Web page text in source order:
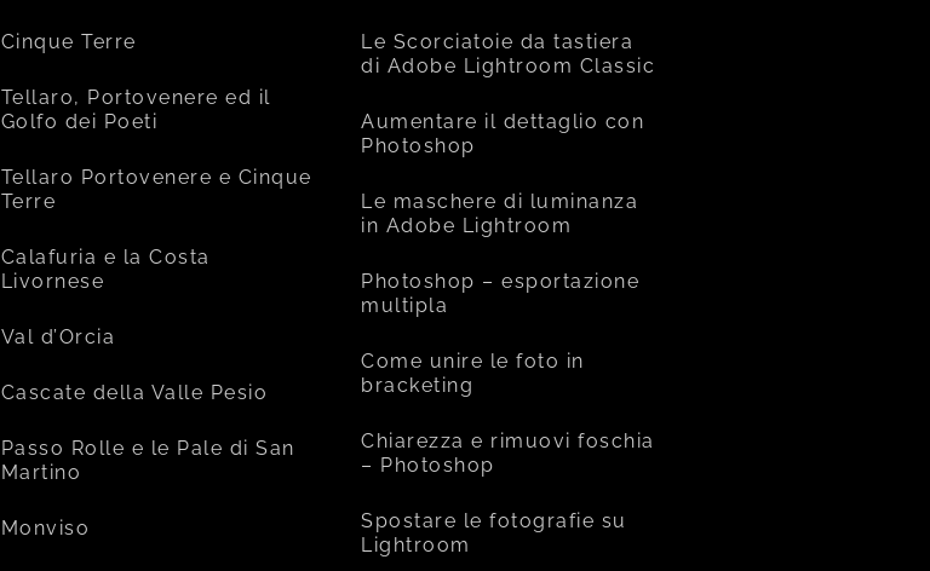
Cinque Terre
Tellaro, Portovenere ed il
Golfo dei Poeti
Tellaro Portovenere e Cinque
Terre
Calafuria e la Costa
Livornese
Val d’Orcia
Cascate della Valle Pesio
Passo Rolle e le Pale di San
Martino
Monviso
Le Scorciatoie da tastiera
di Adobe Lightroom Classic
Aumentare il dettaglio con
Photoshop
Le maschere di luminanza
in Adobe Lightroom
Photoshop – esportazione
multipla
Come unire le foto in
bracketing
Chiarezza e rimuovi foschia
– Photoshop
Spostare le fotografie su
Lightroom